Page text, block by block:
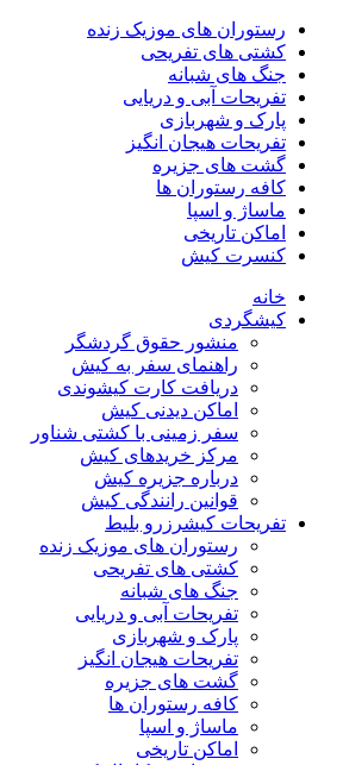
رستوران های موزیک زنده
کشتی های تفریحی
جنگ های شبانه
تفریحات آبی و دریایی
پارک و شهربازی
تفریحات هیجان انگیز
گشت های جزیره
کافه رستوران ها
ماساژ و اسپا
اماکن تاریخی
کنسرت کیش
خانه
کیشگردی
منشور حقوق گردشگر
راهنمای سفر به کیش
دریافت کارت کیشوندی
اماکن دیدنی کیش
سفر زمینی با کشتی شناور
مرکز خریدهای کیش
درباره جزیره کیش
قوانین رانندگی کیش
تفریحات کیشرزرو بلیط
رستوران های موزیک زنده
کشتی های تفریحی
جنگ های شبانه
تفریحات آبی و دریایی
پارک و شهربازی
تفریحات هیجان انگیز
گشت های جزیره
کافه رستوران ها
ماساژ و اسپا
اماکن تاریخی